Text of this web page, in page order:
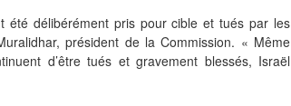
été délibérément pris pour cible et tués par les
président de la Commission. « Même
d’être tués et gravement blessés, Israël